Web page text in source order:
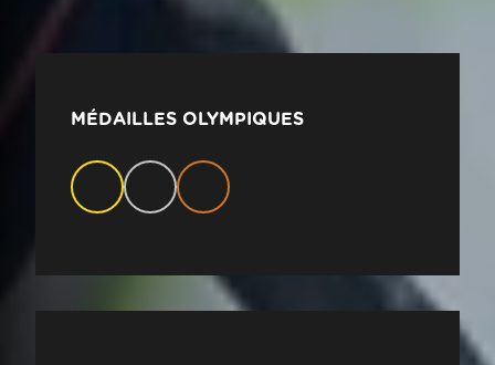
MÉDAILLES OLYMPIQUES